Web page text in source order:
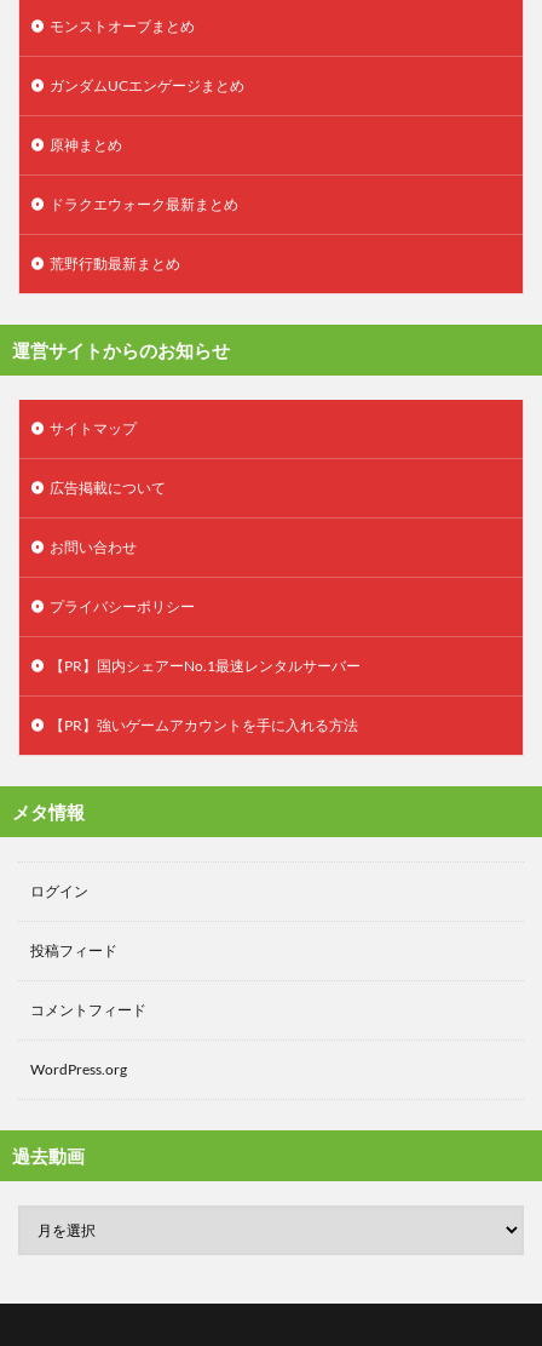
モンストオーブまとめ
ガンダムUCエンゲージまとめ
原神まとめ
ドラクエウォーク最新まとめ
荒野行動最新まとめ
運営サイトからのお知らせ
サイトマップ
広告掲載について
お問い合わせ
プライバシーポリシー
【PR】国内シェアーNo.1最速レンタルサーバー
【PR】強いゲームアカウントを手に入れる方法
メタ情報
ログイン
投稿フィード
コメントフィード
WordPress.org
過去動画